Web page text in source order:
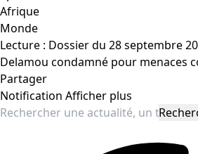
Afrique
Monde
Lecture : Dossier du 28 septembre
Delamou condamné pour menaces
Partager
Notification Afficher plus